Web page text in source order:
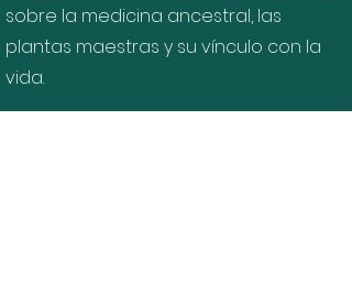
sobre la medicina ancestral, las
plantas maestras y su vínculo con la
vida.